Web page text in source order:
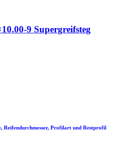
9 Supergreifsteg
Profilart und Restprofil